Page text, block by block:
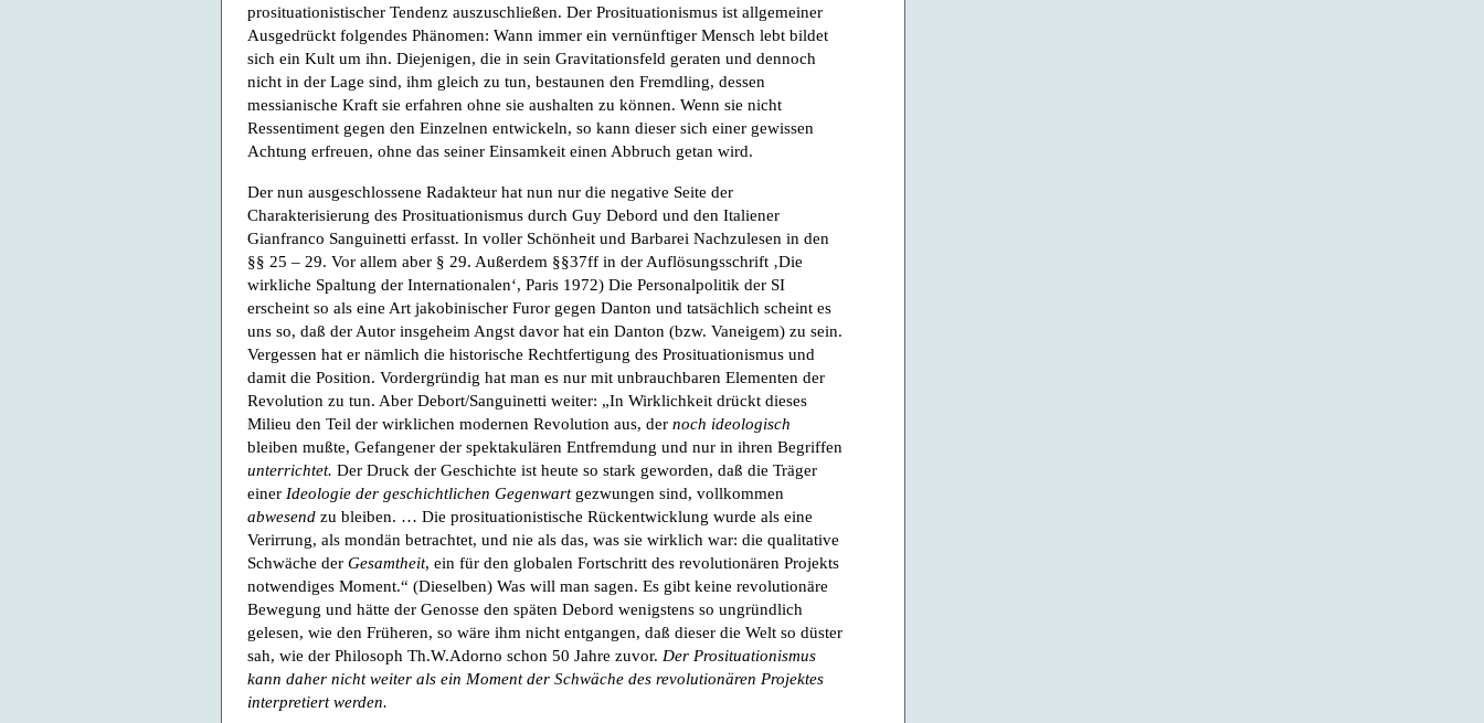
prosituationistischer Tendenz auszuschließen. Der Prosituationismus ist allgemeiner
Ausgedrückt folgendes Phänomen: Wann immer ein vernünftiger Mensch lebt bildet
sich ein Kult um ihn. Diejenigen, die in sein Gravitationsfeld geraten und dennoch
nicht in der Lage sind, ihm gleich zu tun, bestaunen den Fremdling, dessen
messianische Kraft sie erfahren ohne sie aushalten zu können. Wenn sie nicht
Ressentiment gegen den Einzelnen entwickeln, so kann dieser sich einer gewissen
Achtung erfreuen, ohne das seiner Einsamkeit einen Abbruch getan wird.
Der nun ausgeschlossene Radakteur hat nun nur die negative Seite der
Charakterisierung des Prosituationismus durch Guy Debord und den Italiener
Gianfranco Sanguinetti erfasst. In voller Schönheit und Barbarei Nachzulesen in den
§§ 25 – 29. Vor allem aber § 29. Außerdem §§37ff in der Auflösungsschrift ‚Die
wirkliche Spaltung der Internationalen‘, Paris 1972) Die Personalpolitik der SI
erscheint so als eine Art jakobinischer Furor gegen Danton und tatsächlich scheint es
uns so, daß der Autor insgeheim Angst davor hat ein Danton (bzw. Vaneigem) zu sein.
Vergessen hat er nämlich die historische Rechtfertigung des Prosituationismus und
damit die Position. Vordergründig hat man es nur mit unbrauchbaren Elementen der
Revolution zu tun. Aber Debort/Sanguinetti weiter: „In Wirklichkeit drückt dieses
Milieu den Teil der wirklichen modernen Revolution aus, der noch ideologisch
bleiben mußte, Gefangener der spektakulären Entfremdung und nur in ihren Begriffen
unterrichtet. Der Druck der Geschichte ist heute so stark geworden, daß die Träger
einer Ideologie der geschichtlichen Gegenwartgezwungen sind, vollkommen
abwesend zu bleiben. … Die prosituationistische Rückentwicklung wurde als eine
Verirrung, als mondän betrachtet, und nie als das, was sie wirklich war: die qualitative
Schwäche der Gesamtheit, ein für den globalen Fortschritt des revolutionären Projekts
notwendiges Moment.“ (Dieselben) Was will man sagen. Es gibt keine revolutionäre
Bewegung und hätte der Genosse den späten Debord wenigstens so ungründlich
gelesen, wie den Früheren, so wäre ihm nicht entgangen, daß dieser die Welt so düster
sah, wie der Philosoph Th.W.Adorno schon 50 Jahre zuvor. Der Prosituationismus
kann daher nicht weiter als ein Moment der Schwäche des revolutionären Projektes
interpretiert werden.